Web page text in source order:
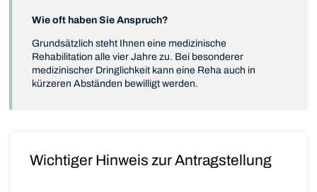
Wie oft haben Sie Anspruch?
Grundsätzlich steht Ihnen eine medizinische
Rehabilitation alle vier Jahre zu. Bei besonderer
medizinischer Dringlichkeit kann eine Reha auch in
kürzeren Abständen bewilligt werden.
Wichtiger Hinweis zur Antragstellung